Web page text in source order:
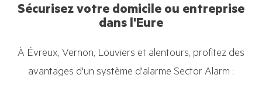
Sécurisez votre domicile ou entreprise
dans l'Eure
À Évreux, Vernon, Louviers et alentours, profitez des
avantages d'un système d'alarme Sector Alarm :